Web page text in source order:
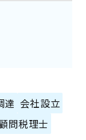
達 会社設立
問税理士